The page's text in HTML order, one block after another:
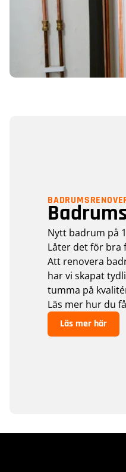
Nytt badrum på
Låter det för bra
Att renovera
har vi skapat
tumma på
Läs mer hur du
Läs mer här